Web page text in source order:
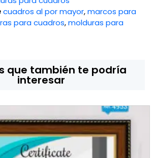
cuadros al por mayor,marcos para
para cuadros,molduras para
que también te podría
interesar